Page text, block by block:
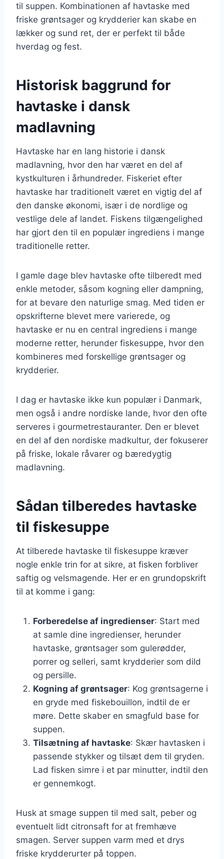
til suppen. Kombinationen af havtaske med
friske grøntsager og krydderier kan skabe en
lækker og sund ret, der er perfekt til både
hverdag og fest.
Historisk baggrund for
havtaske i dansk
madlavning
Havtaske har en lang historie i dansk
madlavning, hvor den har været en del af
kystkulturen i århundreder. Fiskeriet efter
havtaske har traditionelt været en vigtig del af
den danske økonomi, især i de nordlige og
vestlige dele af landet. Fiskens tilgængelighed
har gjort den til en populær ingrediens i mange
traditionelle retter.
I gamle dage blev havtaske ofte tilberedt med
enkle metoder, såsom kogning eller dampning,
for at bevare den naturlige smag. Med tiden er
opskrifterne blevet mere varierede, og
havtaske er nu en central ingrediens i mange
moderne retter, herunder fiskesuppe, hvor den
kombineres med forskellige grøntsager og
krydderier.
I dag er havtaske ikke kun populær i Danmark,
men også i andre nordiske lande, hvor den ofte
serveres i gourmetrestauranter. Den er blevet
en del af den nordiske madkultur, der fokuserer
på friske, lokale råvarer og bæredygtig
madlavning.
Sådan tilberedes havtaske
til fiskesuppe
At tilberede havtaske til fiskesuppe kræver
nogle enkle trin for at sikre, at fisken forbliver
saftig og velsmagende. Her er en grundopskrift
til at komme i gang:
Forberedelse af ingredienser: Start med
at samle dine ingredienser, herunder
havtaske, grøntsager som gulerødder,
porrer og selleri, samt krydderier som dild
og persille.
Kogning af grøntsager: Kog grøntsagerne i
en gryde med fiskebouillon, indtil de er
møre. Dette skaber en smagfuld base for
suppen.
Tilsætning af havtaske: Skær havtasken i
passende stykker og tilsæt dem til gryden.
Lad fisken simre i et par minutter, indtil den
er gennemkogt.
Husk at smage suppen til med salt, peber og
eventuelt lidt citronsaft for at fremhæve
smagen. Server suppen varm med et drys
friske krydderurter på toppen.